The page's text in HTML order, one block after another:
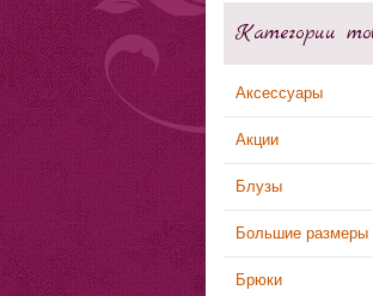
Категории
Аксессуары
Акции
Блузы
Большие размеры
Брюки